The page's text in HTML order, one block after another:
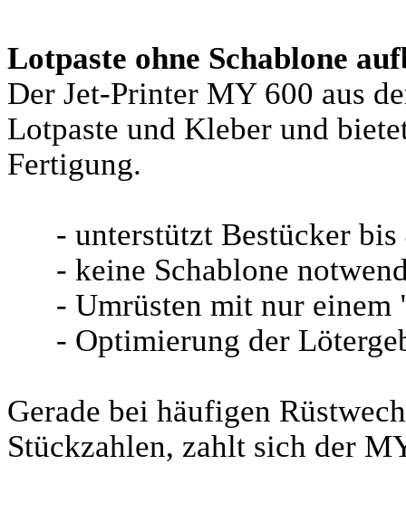
Lotpaste ohne Schablone
Der Jet-Printer MY 600 aus
Lotpaste und Kleber und
Fertigung.
- unterstützt Bestücker
- keine Schablone
- Umrüsten mit nur einem
- Optimierung der
Gerade bei häufigen
Stückzahlen, zahlt sich der